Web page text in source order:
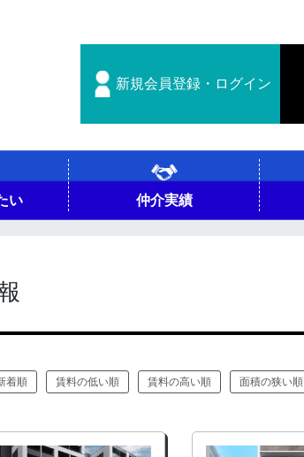
新規会員登録・ログイン
い 仲介実績
着順 賃料の低い順 賃料の高い順 面積の狭い順